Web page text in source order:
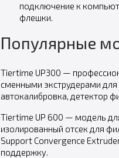
подключение к
флешки.
Популярные
Tiertime UP300 —
сменными экструдерами
автокалибровка, детектор
Tiertime UP 600 — модель
изолированный отсек для
Support Convergence
поддержку.